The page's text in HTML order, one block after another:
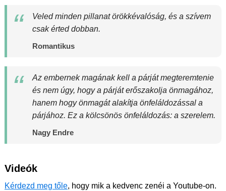
Veled minden pillanat örökkévalóság, és a szívem
csak érted dobban.
Romantikus
Az embernek magának kell a párját megteremtenie
és nem úgy, hogy a párját erőszakolja önmagához,
hanem hogy önmagát alakítja önfeláldozással a
párjához. Ez a kölcsönös önfeláldozás: a szerelem.
Nagy Endre
Videók
Kérdezd meg tőle, hogy mik a kedvenc zenéi a Youtube-on.